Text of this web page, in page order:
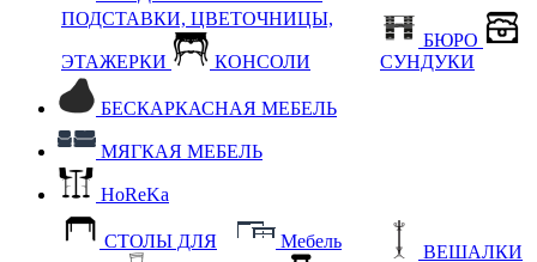
ПОДСТАВКИ, ЦВЕТОЧНИЦЫ,
ЭТАЖЕРКИ КОНСОЛИ
БЮРО
СУНДУКИ
БЕСКАРКАСНАЯ МЕБЕЛЬ
МЯГКАЯ МЕБЕЛЬ
HoReKa
СТОЛЫ ДЛЯ Мебель
ВЕШАЛКИ